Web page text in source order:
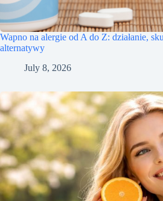
Wapno na alergie od A do Z: działanie,
alternatywy
July 8, 2026